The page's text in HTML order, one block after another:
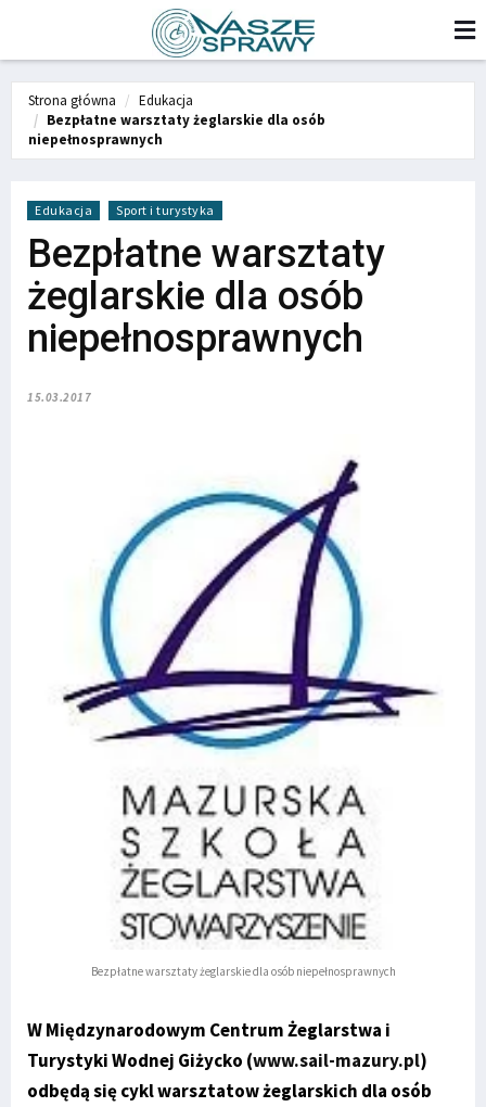
Strona główna
Edukacja
Bezpłatne warsztaty żeglarskie dla osób
niepełnosprawnych
Edukacja Sport i turystyka
Bezpłatne warsztaty
żeglarskie dla osób
niepełnosprawnych
15.03.2017
Bezpłatne warsztaty żeglarskie dla osób niepełnosprawnych
W Międzynarodowym Centrum Żeglarstwa i
Turystyki Wodnej Giżycko (www.sail-mazury.pl)
odbędą się cykl warsztatow żeglarskich dla osób